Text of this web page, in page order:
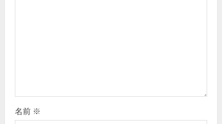
名前 ※